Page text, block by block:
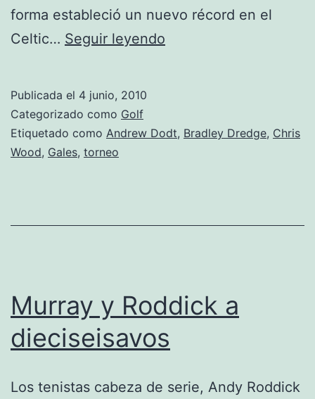
forma estableció un nuevo récord en el
Celtic… Seguir leyendo
Gales
Publicada el 4 junio, 2010
Categorizado como Golf
Etiquetado como Andrew Dodt, Bradley Dredge, Chris
Wood, Gales, torneo
Murray y Roddick a
dieciseisavos
Los tenistas cabeza de serie, Andy Roddick